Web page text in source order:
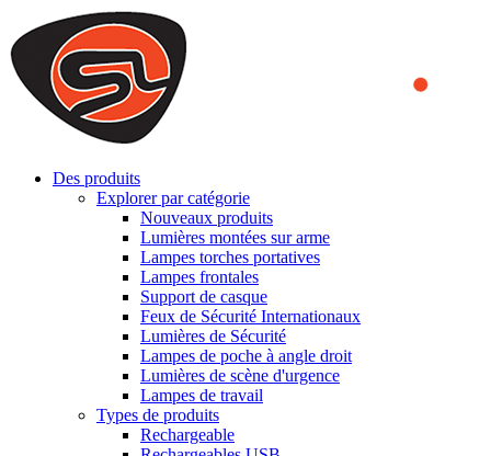
We use cookies to ensure that we provide you the best experience
on our website. By continuing to browse this website, you accept
that cookies are used to help us analyze how the website is used and
to offer you a better experience. To learn more or to find out how
you can disable cookies, you can access our
Des produits
Explorer par catégorie
Nouveaux produits
Lumières montées sur arme
Lampes torches portatives
Lampes frontales
Support de casque
Feux de Sécurité Internationaux
Lumières de Sécurité
Lampes de poche à angle droit
Lumières de scène d'urgence
Lampes de travail
Types de produits
Rechargeable